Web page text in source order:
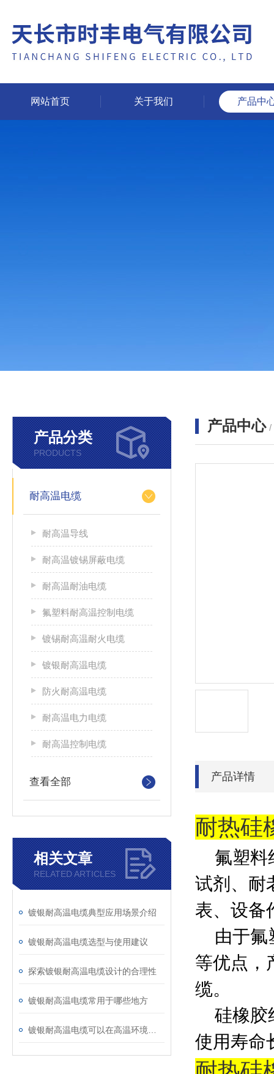
网站首页 关于我们 产品中
产品分类
PRODUCTS
耐高温电缆
耐高温导线
耐高温镀锡屏蔽电缆
耐高温耐油电缆
氟塑料耐高温控制电缆
镀锡耐高温耐火电缆
镀银耐高温电缆
防火耐高温电缆
耐高温电力电缆
耐高温控制电缆
查看全部
相关文章
RELATED ARTICLES
镀银耐高温电缆典型应用场景介绍
镀银耐高温电缆选型与使用建议
探索镀银耐高温电缆设计的合理性
镀银耐高温电缆常用于哪些地方
产品中心 /
产品详情
耐热硅
氟塑料
试剂、耐
表、设备
由于氟
等优点，
缆。
硅橡胶
使用寿命